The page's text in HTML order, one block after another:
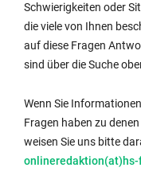
Schwierigkeiten oder
die viele von Ihnen
auf diese Fragen
sind über die Suche
Wenn Sie
Fragen haben zu
weisen Sie uns bitte